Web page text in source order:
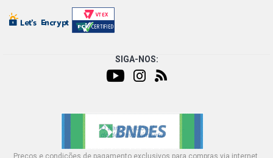
SIGA-NOS:
Preços e condições de pagamento exclusivos para compras via internet,